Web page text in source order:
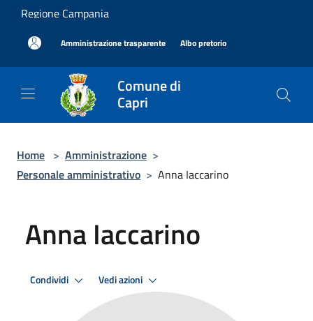
Salta al contenuto principale
Regione Campania
Amministrazione trasparente Albo pretorio
Comune di
Capri
Home > Amministrazione >
Personale amministrativo > Anna Iaccarino
Anna Iaccarino
Condividi Vedi azioni